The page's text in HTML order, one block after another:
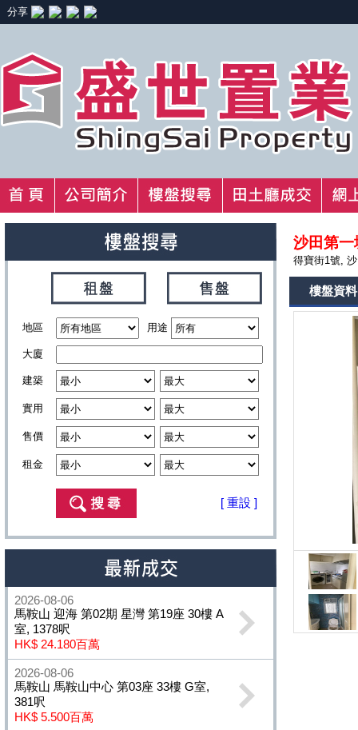
分享
地區 用途
大廈
建築
實用
售價
租金
[ 重設 ]
2026-08-06
馬鞍山 迎海 第02期 星灣 第19座 30樓 A
室, 1378呎
HK$ 24.180百萬
2026-08-06
馬鞍山 馬鞍山中心 第03座 33樓 G室,
381呎
HK$ 5.500百萬
沙田第
得寶街1號,
樓盤資料